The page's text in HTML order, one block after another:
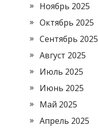
Ноябрь 2025
Октябрь 2025
Сентябрь 2025
Август 2025
Июль 2025
Июнь 2025
Май 2025
Апрель 2025